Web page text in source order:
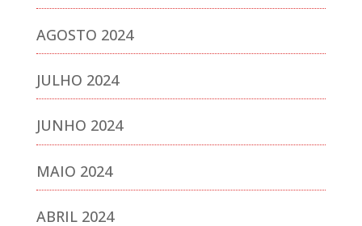
AGOSTO 2024
JULHO 2024
JUNHO 2024
MAIO 2024
ABRIL 2024